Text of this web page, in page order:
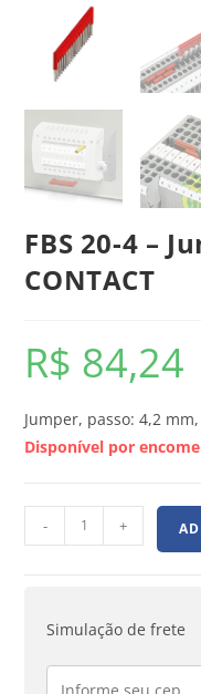
FBS 20-4 –
CONTACT
R$ 84,24
Jumper, passo: 4,2
Disponível por
- +
Simulação de frete